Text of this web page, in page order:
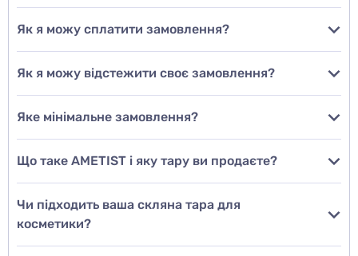
Як я можу сплатити замовлення?
Як я можу відстежити своє замовлення?
Яке мінімальне замовлення?
Що таке AMETIST і яку тару ви продаєте?
Чи підходить ваша скляна тара для
косметики?